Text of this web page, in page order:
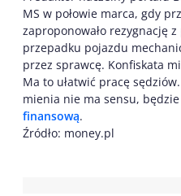
MS w połowie marca, gdy
zaproponowało rezygnację
przepadku pojazdu
przez sprawcę. Konfiskata
Ma to ułatwić pracę
mienia nie ma sensu,
finansową.
Źródło: money.pl